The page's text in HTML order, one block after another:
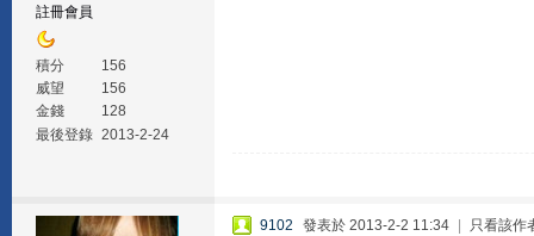
註冊會員
積分
156
威望
156
金錢
128
最後登錄 2013-2-24
9102 發表於 2013-2-2 11:34 只看該作